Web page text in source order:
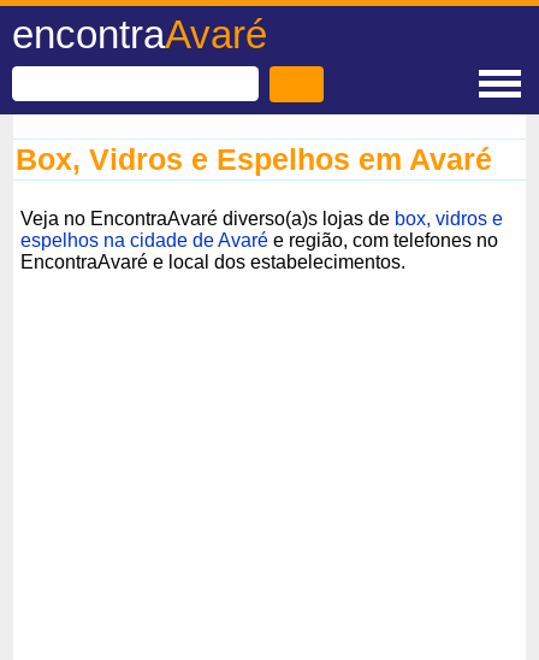
encontraAvaré
Box, Vidros e Espelhos em Avaré
Veja no EncontraAvaré diverso(a)s lojas de box, vidros e
espelhos na cidade de Avaré e região, com telefones no
EncontraAvaré e local dos estabelecimentos.